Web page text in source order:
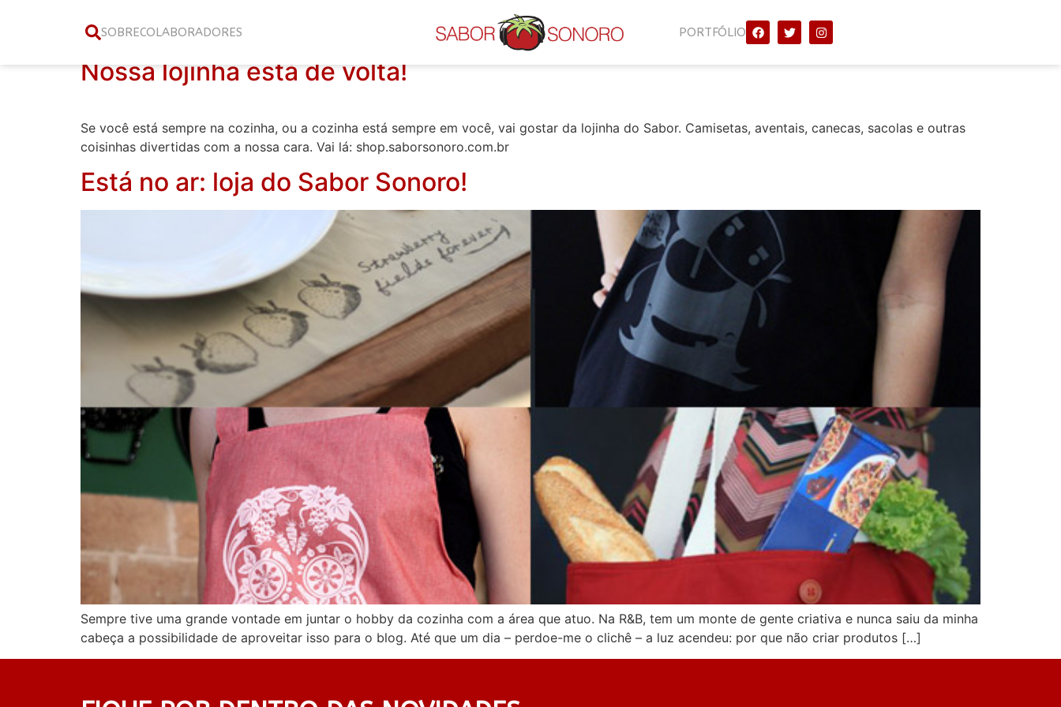
SOBRECOLABORADORES PORTFÓLIO
Categoria:
Nossa lojinha está de volta!
Se você está sempre na cozinha, ou a cozinha está sempre em você, vai gostar da lojinha do Sabor. Camisetas, aventais, canecas, sacolas e outras
coisinhas divertidas com a nossa cara. Vai lá: shop.saborsonoro.com.br
Está no ar: loja do Sabor Sonoro!
Sempre tive uma grande vontade em juntar o hobby da cozinha com a área que atuo. Na R&B, tem um monte de gente criativa e nunca saiu da minha
cabeça a possibilidade de aproveitar isso para o blog. Até que um dia – perdoe-me o clichê – a luz acendeu: por que não criar produtos […]